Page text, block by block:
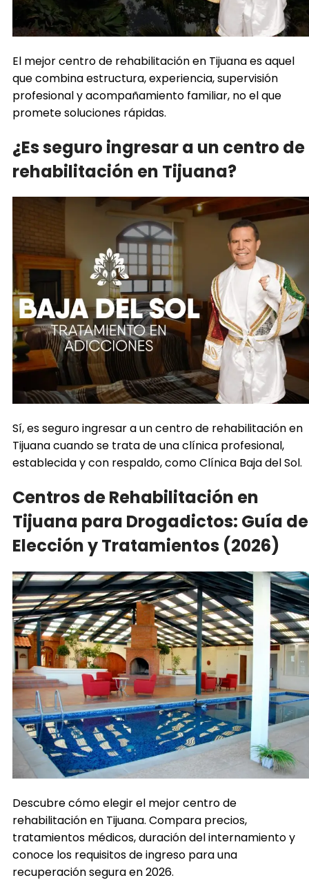
El mejor centro de rehabilitación en Tijuana es aquel
que combina estructura, experiencia, supervisión
profesional y acompañamiento familiar, no el que
promete soluciones rápidas.
¿Es seguro ingresar a un centro de
rehabilitación en Tijuana?
Sí, es seguro ingresar a un centro de rehabilitación en
Tijuana cuando se trata de una clínica profesional,
establecida y con respaldo, como Clínica Baja del Sol.
Centros de Rehabilitación en
Tijuana para Drogadictos: Guía de
Elección y Tratamientos (2026)
Descubre cómo elegir el mejor centro de
rehabilitación en Tijuana. Compara precios,
tratamientos médicos, duración del internamiento y
conoce los requisitos de ingreso para una
recuperación segura en 2026.